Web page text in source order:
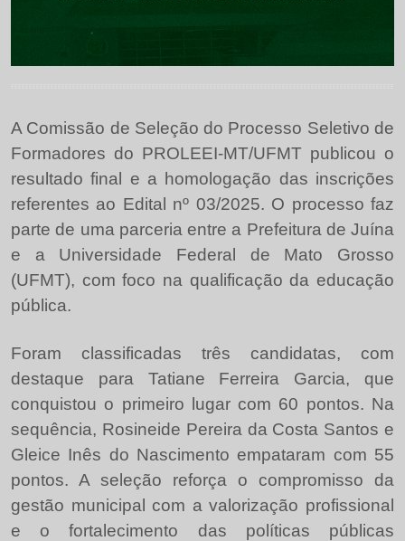
A Comissão de Seleção do Processo Seletivo de
Formadores do PROLEEI-MT/UFMT publicou o
resultado final e a homologação das inscrições
referentes ao Edital nº 03/2025. O processo faz
parte de uma parceria entre a Prefeitura de Juína
e a Universidade Federal de Mato Grosso
(UFMT), com foco na qualificação da educação
pública.
Foram classificadas três candidatas, com
destaque para Tatiane Ferreira Garcia, que
conquistou o primeiro lugar com 60 pontos. Na
sequência, Rosineide Pereira da Costa Santos e
Gleice Inês do Nascimento empataram com 55
pontos. A seleção reforça o compromisso da
gestão municipal com a valorização profissional
e o fortalecimento das políticas públicas